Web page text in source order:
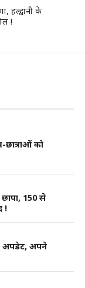
हल्द्वानी के
!
छात्राओं को
150 से
!
अपडेट, अपने